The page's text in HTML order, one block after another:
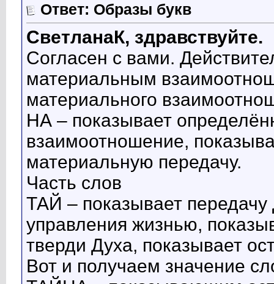
Ответ: Образы букв
СветланаК, здравствуйте.
Согласен с вами.
материальным
материального
НА – показывает
взаимоотношение,
материальную передачу.
Часть слов
ТАЙ – показывает
управления жизнью,
тверди Духа, показывает
Вот и получаем значение